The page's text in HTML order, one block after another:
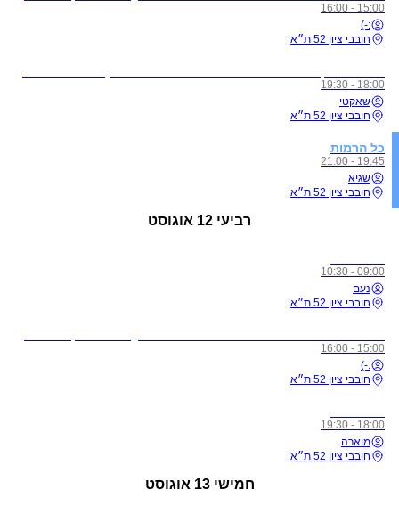
15:00 - 16:00
:-)
חובבי ציון 52 ת״א
18:00 - 19:30
שאקטי
חובבי ציון 52 ת״א
כל הרמות
19:45 - 21:00
שגיא
חובבי ציון 52 ת״א
רביעי 12 אוגוסט
09:00 - 10:30
נעם
חובבי ציון 52 ת״א
15:00 - 16:00
:-)
חובבי ציון 52 ת״א
18:00 - 19:30
מוארה
חובבי ציון 52 ת״א
חמישי 13 אוגוסט